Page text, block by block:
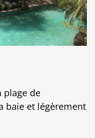
plage de
baie et légèrement